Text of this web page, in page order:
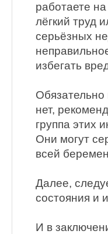
работаете
лёгкий труд
серьёзных
избегать
нет,
группа этих
Они могут
всей
Далее,
состояния и
И в